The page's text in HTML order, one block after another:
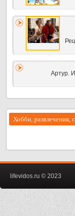
Артур.
Хобби, развлечения,
lifevidos.ru © 2023